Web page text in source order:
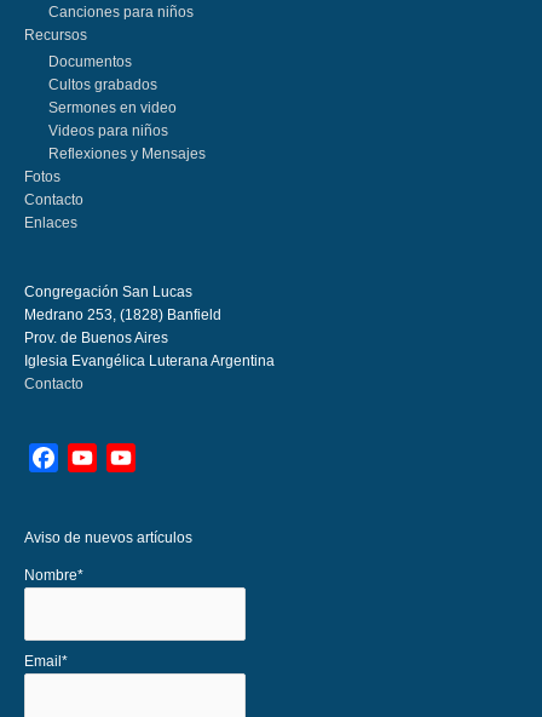
Canciones para niños
Recursos
Documentos
Cultos grabados
Sermones en video
Videos para niños
Reflexiones y Mensajes
Fotos
Contacto
Enlaces
Congregación San Lucas
Medrano 253, (1828) Banfield
Prov. de Buenos Aires
Iglesia Evangélica Luterana Argentina
Contacto
FacebookYouTube
Aviso de nuevos artículos
Nombre*
Email*